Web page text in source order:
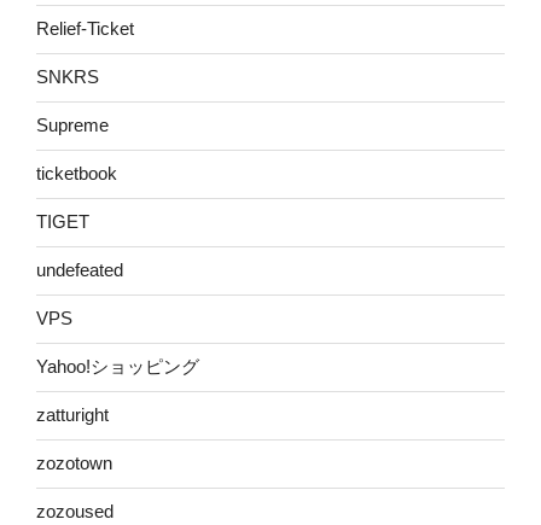
Relief-Ticket
SNKRS
Supreme
ticketbook
TIGET
undefeated
VPS
Yahoo!ショッピング
zatturight
zozotown
zozoused